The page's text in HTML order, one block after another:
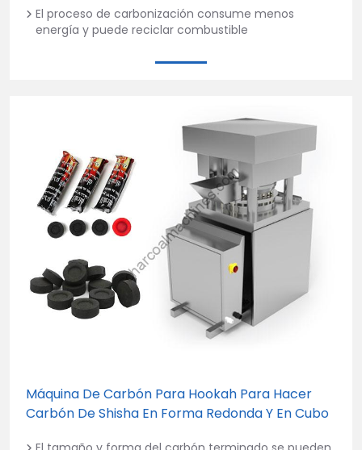
El proceso de carbonización consume menos
energía y puede reciclar combustible
Máquina De Carbón Para Hookah Para Hacer
Carbón De Shisha En Forma Redonda Y En Cubo